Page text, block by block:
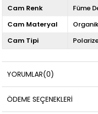
Cam Renk
Füme
Cam Materyal
Organik
Cam Tipi
YORUMLAR(0)
ÖDEME SEÇENEKLERI